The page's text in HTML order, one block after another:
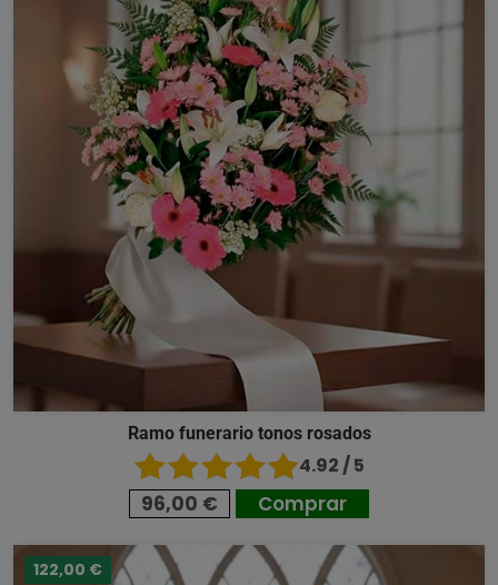
Ramo funerario tonos rosados
4.92 / 5
96,00 € Comprar
122,00 €